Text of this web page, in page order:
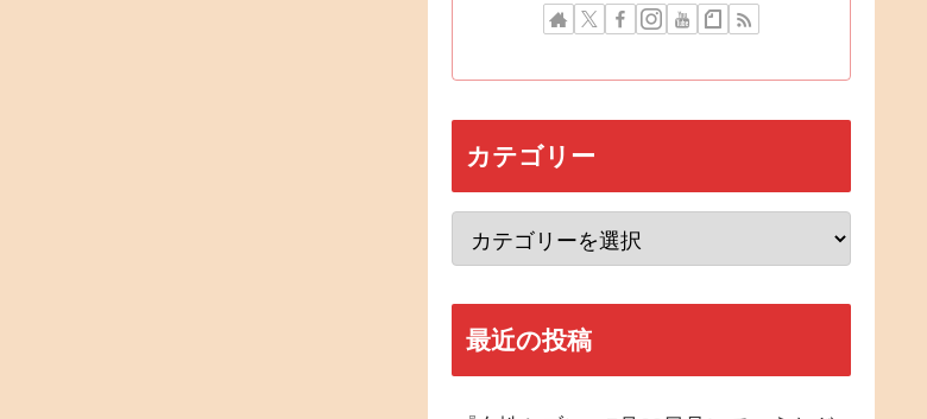
カテゴリー
最近の投稿